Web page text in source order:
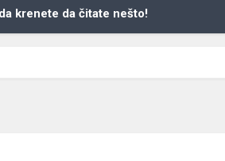
krenete da čitate nešto!